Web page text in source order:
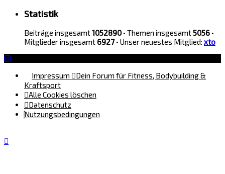
Statistik
Beiträge insgesamt1052890• Themen insgesamt5056 •
Mitglieder insgesamt 6927• Unser neuestes Mitglied: xto
Impressum
Dein Forum für Fitness, Bodybuilding &
Kraftsport
Alle Cookies löschen
Datenschutz
Nutzungsbedingungen